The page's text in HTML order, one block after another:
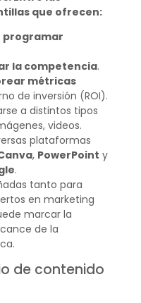
que ofrecen:
programar
la competencia.
métricas
de inversión (ROI).
a distintos tipos
videos.
plataformas
, PowerPoint y
.
tanto para
en marketing
marcar la
de la
de contenido